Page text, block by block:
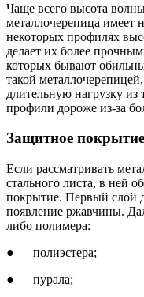
Чаще всего высота
металлочерепица имеет
некоторых профилях
делает их более
которых бывают
такой
длительную нагрузку из
профили дороже из-за
Защитное покрытие
Если рассматривать
стального листа, в ней
покрытие. Первый слой
появление ржавчины.
либо полимера:
● полиэстера;
● пурала;